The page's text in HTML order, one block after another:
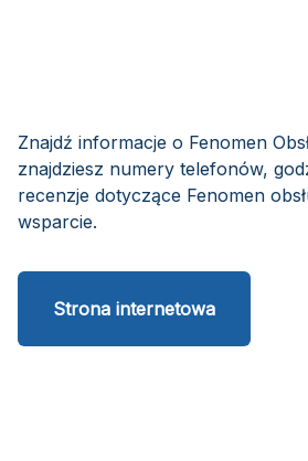
Znajdź informacje o Fenomen
znajdziesz numery telefonów,
recenzje dotyczące Fenomen
wsparcie.
Strona internetowa